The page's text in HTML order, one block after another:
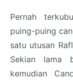
Pernah
puing-puing
satu utusan
Sekian lama
kemudian